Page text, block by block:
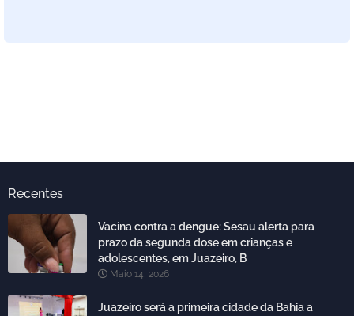
Recentes
Vacina contra a dengue: Sesau alerta para
prazo da segunda dose em crianças e
adolescentes, em Juazeiro, B
Maio 14, 2026
Juazeiro será a primeira cidade da Bahia a